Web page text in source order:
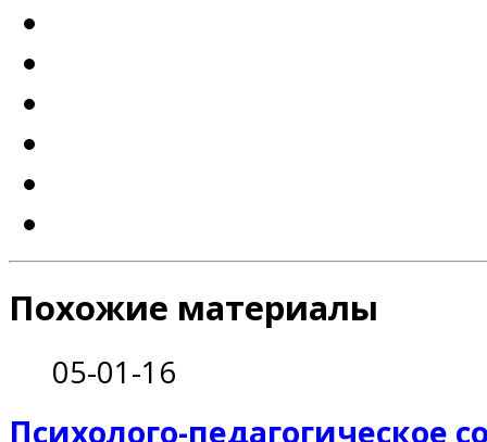
Похожие материалы
05-01-16
Психолого-педагогическое